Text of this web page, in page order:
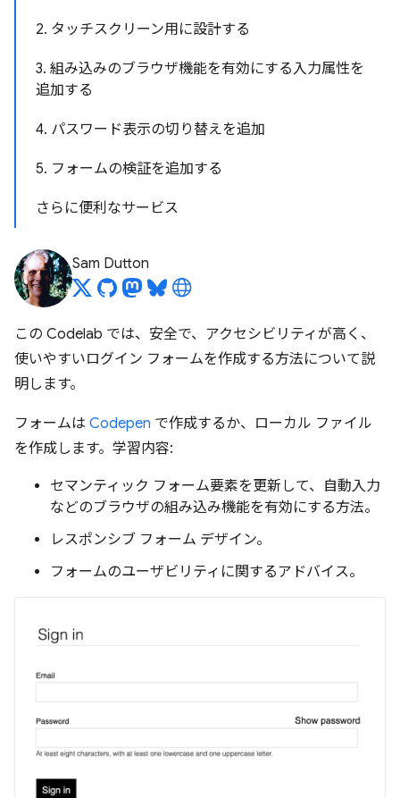
2. タッチスクリーン用に設計する
3. 組み込みのブラウザ機能を有効にする入力属性を
追加する
4. パスワード表示の切り替えを追加
5. フォームの検証を追加する
さらに便利なサービス
Sam Dutton
この Codelab では、安全で、アクセシビリティが高く、
使いやすいログイン フォームを作成する方法について説
明します。
フォームは Codepen で作成するか、ローカル ファイル
を作成します。学習内容:
セマンティック フォーム要素を更新して、自動入力
などのブラウザの組み込み機能を有効にする方法。
レスポンシブ フォーム デザイン。
フォームのユーザビリティに関するアドバイス。